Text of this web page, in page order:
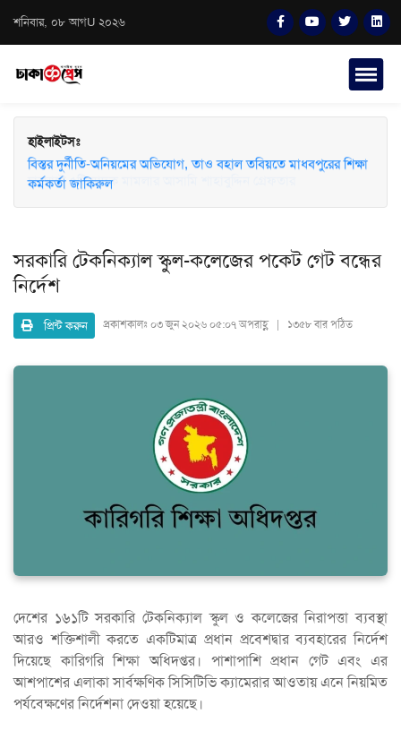
শনিবার, ০৮ আগU ২০২৬
হাইলাইটসঃ
বিস্তর দুর্নীতি-অনিয়মের অভিযোগ, তাও বহাল তবিয়তে মাধবপুরের শিক্ষা
কর্মকর্তা জাকিরুল
সরকারি টেকনিক্যাল স্কুল-কলেজের পকেট গেট বন্ধের
নির্দেশ
প্রিন্ট করুন প্রকাশকালঃ ০৩ জুন ২০২৬ ০৫:০৭ অপরাহ্ণ | ১৩৫৮ বার পঠিত
দেশের ১৬১টি সরকারি টেকনিক্যাল স্কুল ও কলেজের নিরাপত্তা ব্যবস্থা
আরও শক্তিশালী করতে একটিমাত্র প্রধান প্রবেশদ্বার ব্যবহারের নির্দেশ
দিয়েছে কারিগরি শিক্ষা অধিদপ্তর। পাশাপাশি প্রধান গেট এবং এর
আশপাশের এলাকা সার্বক্ষণিক সিসিটিভি ক্যামেরার আওতায় এনে নিয়মিত
পর্যবেক্ষণের নির্দেশনা দেওয়া হয়েছে।